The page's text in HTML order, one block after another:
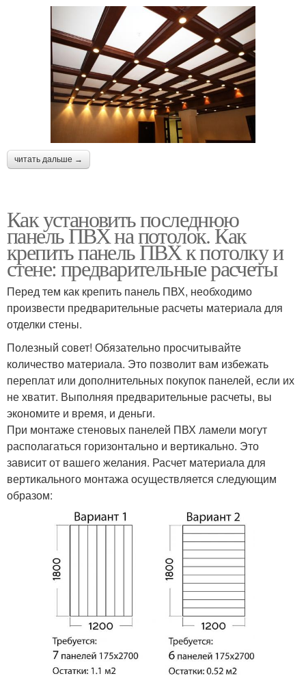
читать дальше →
Как установить последнюю
панель ПВХ на потолок. Как
крепить панель ПВХ к потолку и
стене: предварительные расчеты
Перед тем как крепить панель ПВХ, необходимо
произвести предварительные расчеты материала для
отделки стены.
Полезный совет! Обязательно просчитывайте
количество материала. Это позволит вам избежать
переплат или дополнительных покупок панелей, если их
не хватит. Выполняя предварительные расчеты, вы
экономите и время, и деньги.
При монтаже стеновых панелей ПВХ ламели могут
располагаться горизонтально и вертикально. Это
зависит от вашего желания. Расчет материала для
вертикального монтажа осуществляется следующим
образом: